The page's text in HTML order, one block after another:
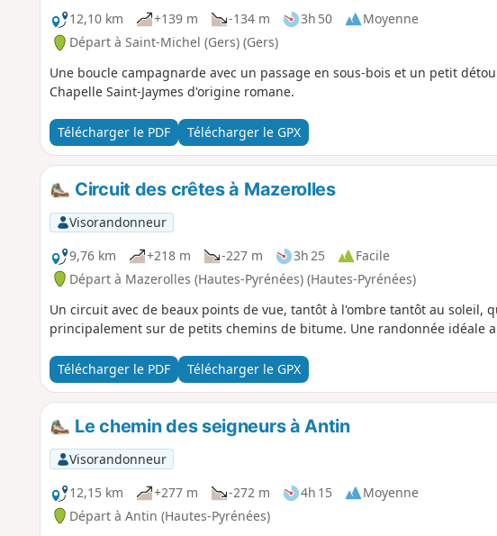
12,10 km
+139 m -134 m 3h 50
Moyenne
Départ à Saint-Michel (Gers) (Gers)
Une boucle campagnarde avec un passage en sous-bois et un petit
Chapelle Saint-Jaymes d'origine romane.
Télécharger le PDF Télécharger le GPX
Circuit des crêtes à Mazerolles
Visorandonneur
9,76 km
+218 m -227 m 3h 25
Facile
Départ à Mazerolles (Hautes-Pyrénées) (Hautes-Pyrénées)
Un circuit avec de beaux points de vue, tantôt à l'ombre tantôt au soleil,
principalement sur de petits chemins de bitume. Une randonnée idéale
Télécharger le PDF Télécharger le GPX
Le chemin des seigneurs à Antin
Visorandonneur
12,15 km
+277 m -272 m 4h 15
Moyenne
Départ à Antin (Hautes-Pyrénées)